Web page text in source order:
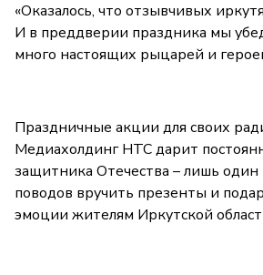
«Оказалось, что отзывчивых
И в преддверии праздника мы
много настоящих рыцарей и
Праздничные акции для своих
Медиахолдинг НТС дарит
защитника Отечества – лишь
поводов вручить презенты и
эмоции жителям Иркутской